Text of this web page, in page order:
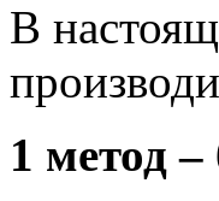
В
1 метод